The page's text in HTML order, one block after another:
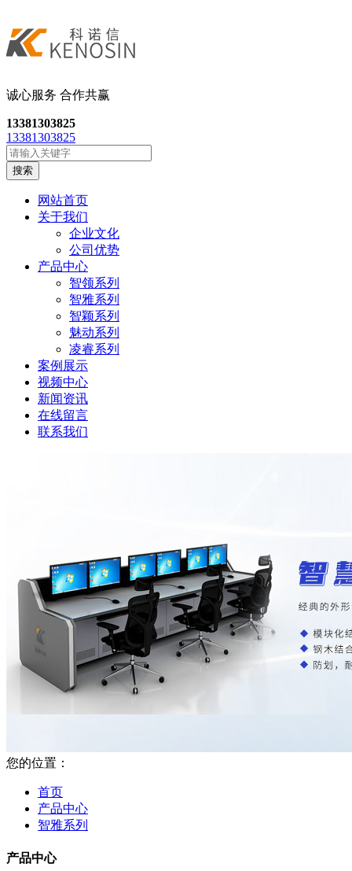
诚心服务 合作共赢
13381303825
13381303825
搜索
网站首页
关于我们
企业文化
公司优势
产品中心
智领系列
智雅系列
智颖系列
魅动系列
凌睿系列
案例展示
视频中心
新闻资讯
在线留言
联系我们
您的位置：
首页
产品中心
智雅系列
产品中心